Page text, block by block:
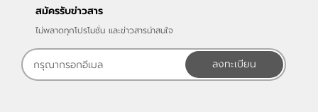
สมัครรับข่าวสาร
ไม่พลาดทุกโปรโมชั่น และข่าวสารน่าสนใจ
ลงทะเบียน